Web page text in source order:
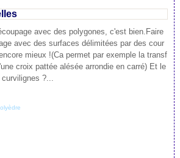
avec des polygones, c'est bien.Faire
avec des surfaces délimitées par des cour
mieux !(Ca permet par exemple la transf
croix pattée alésée arrondie en carré) Et le
?...